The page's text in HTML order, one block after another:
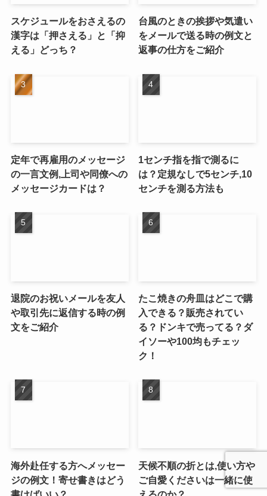
スケジュールをおさえるの
漢字は「押さえる」と「抑
える」どっち？
台風のときの挨拶や気遣い
をメールで送る時の例文と
返事の仕方をご紹介
定年で再雇用のメッセージ
の一言文例,上司や同僚への
メッセージカードは？
1センチ指を指で測るに
は？定規なしで5センチ,10
センチを測る方法も
退院のお祝いメールを友人
や取引先に返信する時の例
文をご紹介
たこ焼きの舟皿はどこで購
入できる？販売されてい
る？ドンキで売ってる？ダ
イソーや100均もチェッ
ク！
海外赴任する方へメッセー
ジの例文！寄せ書きはどう
天候不順の折とは,使い方や
ご自愛くださいは一緒に使